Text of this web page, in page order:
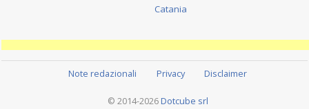
Catania
Note redazionali Privacy Disclaimer
© 2014-2026 Dotcube srl